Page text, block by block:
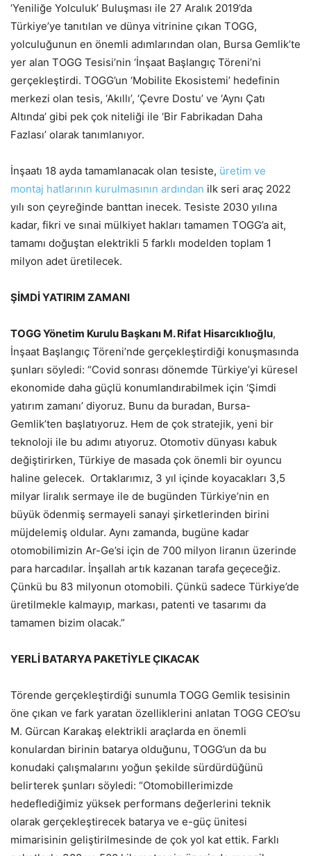
‘Yeniliğe Yolculuk’ Buluşması ile 27 Aralık 2019’da
Türkiye’ye tanıtılan ve dünya vitrinine çıkan TOGG,
yolculuğunun en önemli adımlarından olan, Bursa Gemlik’te
yer alan TOGG Tesisi’nin ‘İnşaat Başlangıç Töreni’ni
gerçekleştirdi. TOGG’un ‘Mobilite Ekosistemi’ hedefinin
merkezi olan tesis, ‘Akıllı’, ‘Çevre Dostu’ ve ‘Aynı Çatı
Altında’ gibi pek çok niteliği ile ‘Bir Fabrikadan Daha
Fazlası’ olarak tanımlanıyor.
İnşaatı 18 ayda tamamlanacak olan tesiste, üretim ve
montaj hatlarının kurulmasının ardından ilk seri araç 2022
yılı son çeyreğinde banttan inecek. Tesiste 2030 yılına
kadar, fikri ve sınai mülkiyet hakları tamamen TOGG’a ait,
tamamı doğuştan elektrikli 5 farklı modelden toplam 1
milyon adet üretilecek.
ŞİMDİ YATIRIM ZAMANI
TOGG Yönetim Kurulu Başkanı M. Rifat Hisarcıklıoğlu,
İnşaat Başlangıç Töreni’nde gerçekleştirdiği konuşmasında
şunları söyledi: “Covid sonrası dönemde Türkiye’yi küresel
ekonomide daha güçlü konumlandırabilmek için ‘Şimdi
yatırım zamanı’ diyoruz. Bunu da buradan, Bursa-
Gemlik’ten başlatıyoruz. Hem de çok stratejik, yeni bir
teknoloji ile bu adımı atıyoruz. Otomotiv dünyası kabuk
değiştirirken, Türkiye de masada çok önemli bir oyuncu
haline gelecek. Ortaklarımız, 3 yıl içinde koyacakları 3,5
milyar liralık sermaye ile de bugünden Türkiye’nin en
büyük ödenmiş sermayeli sanayi şirketlerinden birini
müjdelemiş oldular. Aynı zamanda, bugüne kadar
otomobilimizin Ar-Ge’si için de 700 milyon liranın üzerinde
para harcadılar. İnşallah artık kazanan tarafa geçeceğiz.
Çünkü bu 83 milyonun otomobili. Çünkü sadece Türkiye’de
üretilmekle kalmayıp, markası, patenti ve tasarımı da
tamamen bizim olacak.”
YERLİ BATARYA PAKETİYLE ÇIKACAK
Törende gerçekleştirdiği sunumla TOGG Gemlik tesisinin
öne çıkan ve fark yaratan özelliklerini anlatan TOGG CEO’su
M. Gürcan Karakaş elektrikli araçlarda en önemli
konulardan birinin batarya olduğunu, TOGG’un da bu
konudaki çalışmalarını yoğun şekilde sürdürdüğünü
belirterek şunları söyledi: “Otomobillerimizde
hedeflediğimiz yüksek performans değerlerini teknik
olarak gerçekleştirecek batarya ve e-güç ünitesi
mimarisinin geliştirilmesinde de çok yol kat ettik. Farklı